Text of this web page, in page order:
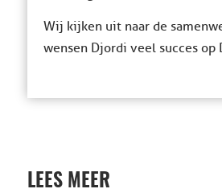
Wij kijken uit naar de
wensen Djordi veel succes op
LEES MEER